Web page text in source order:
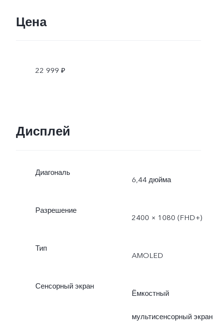
Цена
22 999 ₽
Дисплей
Диагональ
6,44 дюйма
Разрешение
2400 × 1080 (FHD+)
Тип
AMOLED
Сенсорный экран
Ёмкостный
мультисенсорный экран